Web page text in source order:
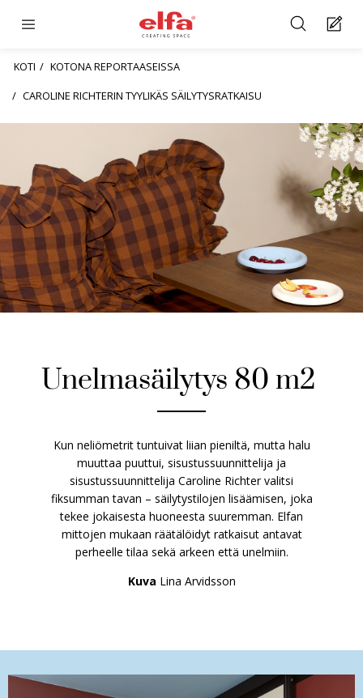
KOTI
KOTONA REPORTAASEISSA
CAROLINE RICHTERIN TYYLIKÄS SÄILYTYSRATKAISU
Unelmasäilytys 80 m2
Kun neliömetrit tuntuivat liian pieniltä, mutta halu
muuttaa puuttui, sisustussuunnittelija ja
sisustussuunnittelija Caroline Richter valitsi
fiksumman tavan – säilytystilojen lisäämisen, joka
tekee jokaisesta huoneesta suuremman. Elfan
mittojen mukaan räätälöidyt ratkaisut antavat
perheelle tilaa sekä arkeen että unelmiin.
Kuva Lina Arvidsson